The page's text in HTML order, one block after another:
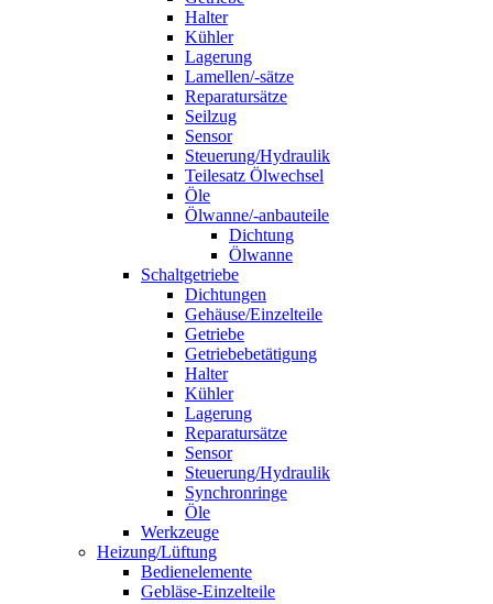
Halter
Kühler
Lagerung
Lamellen/-sätze
Reparatursätze
Seilzug
Sensor
Steuerung/Hydraulik
Teilesatz Ölwechsel
Öle
Ölwanne/-anbauteile
Dichtung
Ölwanne
Schaltgetriebe
Dichtungen
Gehäuse/Einzelteile
Getriebe
Getriebebetätigung
Halter
Kühler
Lagerung
Reparatursätze
Sensor
Steuerung/Hydraulik
Synchronringe
Öle
Werkzeuge
Heizung/Lüftung
Bedienelemente
Gebläse-Einzelteile